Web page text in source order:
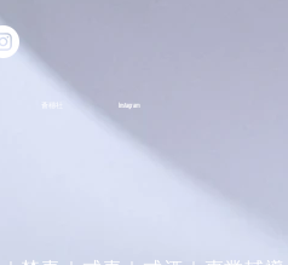
薈穗社 Instagram